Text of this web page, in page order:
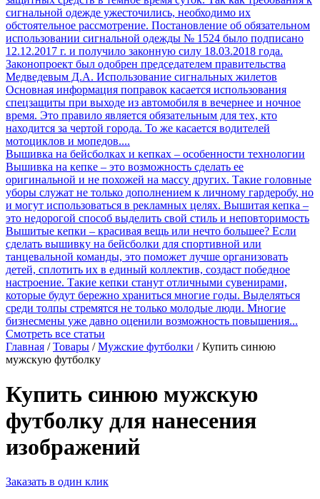
сигнальной одежде ужесточились, необходимо их
обстоятельное рассмотрение. Постановление об обязательном
использовании сигнальной одежды № 1524 было подписано
12.12.2017 г. и получило законную силу 18.03.2018 года.
Законопроект был одобрен председателем правительства
Медведевым Д.А. Использование сигнальных жилетов
Основная информация поправок касается использования
спецзащиты при выходе из автомобиля в вечернее и ночное
время. Это правило является обязательным для тех, кто
находится за чертой города. То же касается водителей
мотоциклов и мопедов....
Вышивка на бейсболках и кепках – особенности технологии
Вышивка на кепке – это возможность сделать ее
оригинальной и не похожей на массу других. Такие головные
уборы служат не только дополнением к личному гардеробу, но
и могут использоваться в рекламных целях. Вышитая кепка –
это недорогой способ выделить свой стиль и неповторимость
Вышитые кепки – красивая вещь или нечто большее? Если
сделать вышивку на бейсболки для спортивной или
танцевальной команды, это поможет лучше организовать
детей, сплотить их в единый коллектив, создаст победное
настроение. Такие кепки станут отличными сувенирами,
которые будут бережно храниться многие годы. Выделяться
среди толпы стремятся не только молодые люди. Многие
бизнесмены уже давно оценили возможность повышения...
Смотреть все статьи
Главная /Товары /Мужские футболки /Купить синюю
мужскую футболку
Купить синюю мужскую
футболку для нанесения
изображений
Заказать в один клик